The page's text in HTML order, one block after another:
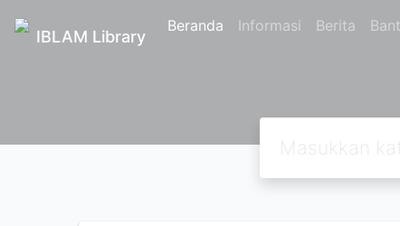
IBLAM Library
Beranda Informasi Berita